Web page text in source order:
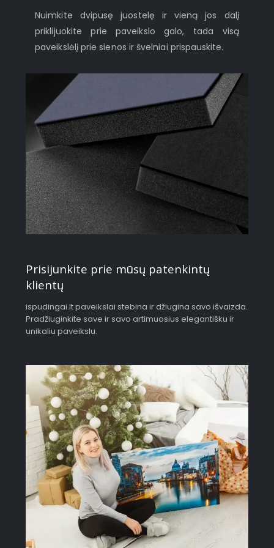
Nuimkite dvipusę juostelę ir vieną jos dalį
priklijuokite prie paveikslo galo, tada visą
paveikslėlį prie sienos ir švelniai prispauskite.
Prisijunkite prie mūsų patenkintų
klientų
ispudingai.lt paveikslai stebina ir džiugina savo išvaizda.
Pradžiuginkite save ir savo artimuosius elegantišku ir
unikaliu paveikslu.